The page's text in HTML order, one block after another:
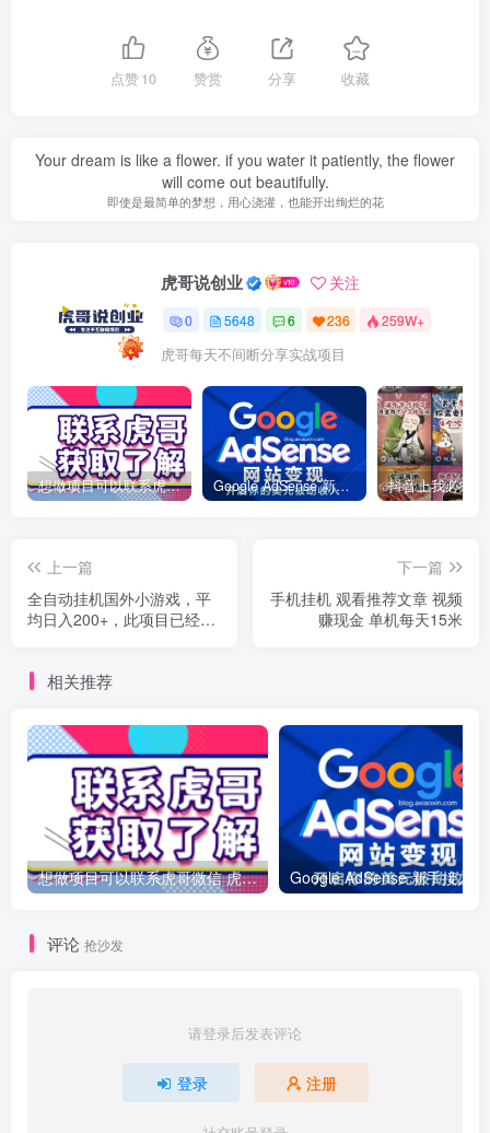
点赞10 赞赏 分享 收藏
Your dream is like a flower. if you water it patiently, the flower
will come out beautifully.
即使是最简单的梦想，用心浇灌，也能开出绚烂的花
虎哥说创业 关注
0 5648 6 236 259W+
虎哥每天不间断分享实战项目
想做项目可以联系虎哥微信 虎哥一对一解答并且远程视频教学 Google AdSense 新手接入教程：虎哥手把手教你用网站赚取美元收入
上一篇
全自动挂机国外小游戏，平
均日入200+，此项目已经做
下一篇
手机挂机 观看推荐文章 视频
赚现金 单机每天15米
相关推荐
想做项目可以联系虎哥微信 虎哥一对一解答并且远程视频教学
评论 抢沙发
请登录后发表评论
登录 注册